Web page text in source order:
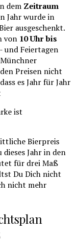
dem Zeitraum
Jahr wurde in
ausgeschenkt.
von 10 Uhr bis
und Feiertagen
Preisen nicht
es Jahr für Jahr
ist
Bierpreis
Jahr in den
für drei Maß
Du Dich nicht
nicht mehr